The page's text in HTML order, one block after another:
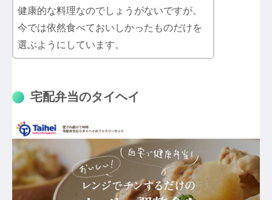
健康的な料理なのでしょうがないですが。
今では依然食べておいしかったものだけを
選ぶようにしています。
宅配弁当のタイヘイ